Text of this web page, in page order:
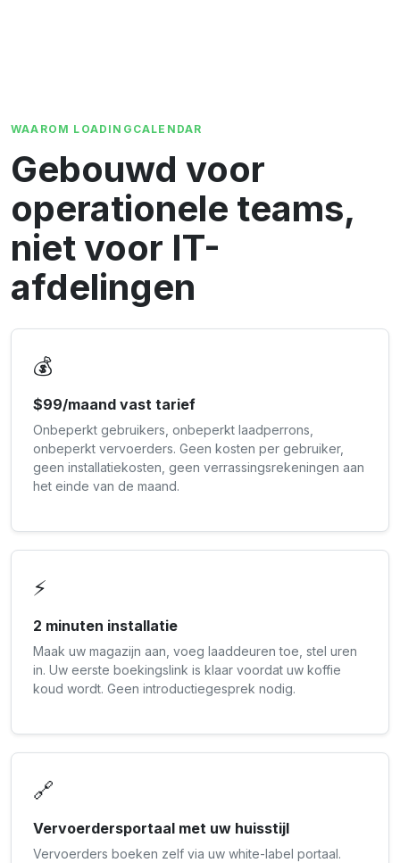
WAAROM LOADINGCALENDAR
Gebouwd voor
operationele teams,
niet voor IT-
afdelingen
💰
$99/maand vast tarief
Onbeperkt gebruikers, onbeperkt laadperrons,
onbeperkt vervoerders. Geen kosten per gebruiker,
geen installatiekosten, geen verrassingsrekeningen aan
het einde van de maand.
⚡
2 minuten installatie
Maak uw magazijn aan, voeg laaddeuren toe, stel uren
in. Uw eerste boekingslink is klaar voordat uw koffie
koud wordt. Geen introductiegesprek nodig.
🔗
Vervoerdersportaal met uw huisstijl
Vervoerders boeken zelf via uw white-label portaal.